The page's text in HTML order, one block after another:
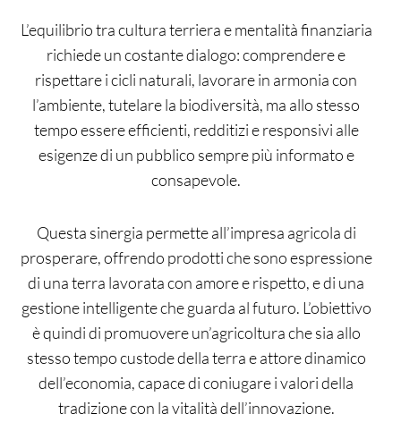
L’equilibrio tra cultura terriera e mentalità finanziaria
richiede un costante dialogo: comprendere e
rispettare i cicli naturali, lavorare in armonia con
l’ambiente, tutelare la biodiversità, ma allo stesso
tempo essere efficienti, redditizi e responsivi alle
esigenze di un pubblico sempre più informato e
consapevole.
Questa sinergia permette all’impresa agricola di
prosperare, offrendo prodotti che sono espressione
di una terra lavorata con amore e rispetto, e di una
gestione intelligente che guarda al futuro. L’obiettivo
è quindi di promuovere un’agricoltura che sia allo
stesso tempo custode della terra e attore dinamico
dell’economia, capace di coniugare i valori della
tradizione con la vitalità dell’innovazione.